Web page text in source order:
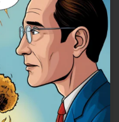
e Reflexões
do século XX,
em seu
uma rica perspectiva
com a religião, refletindo